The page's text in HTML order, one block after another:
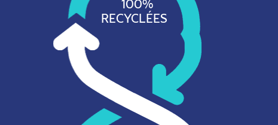
100%
RECYCLÉES